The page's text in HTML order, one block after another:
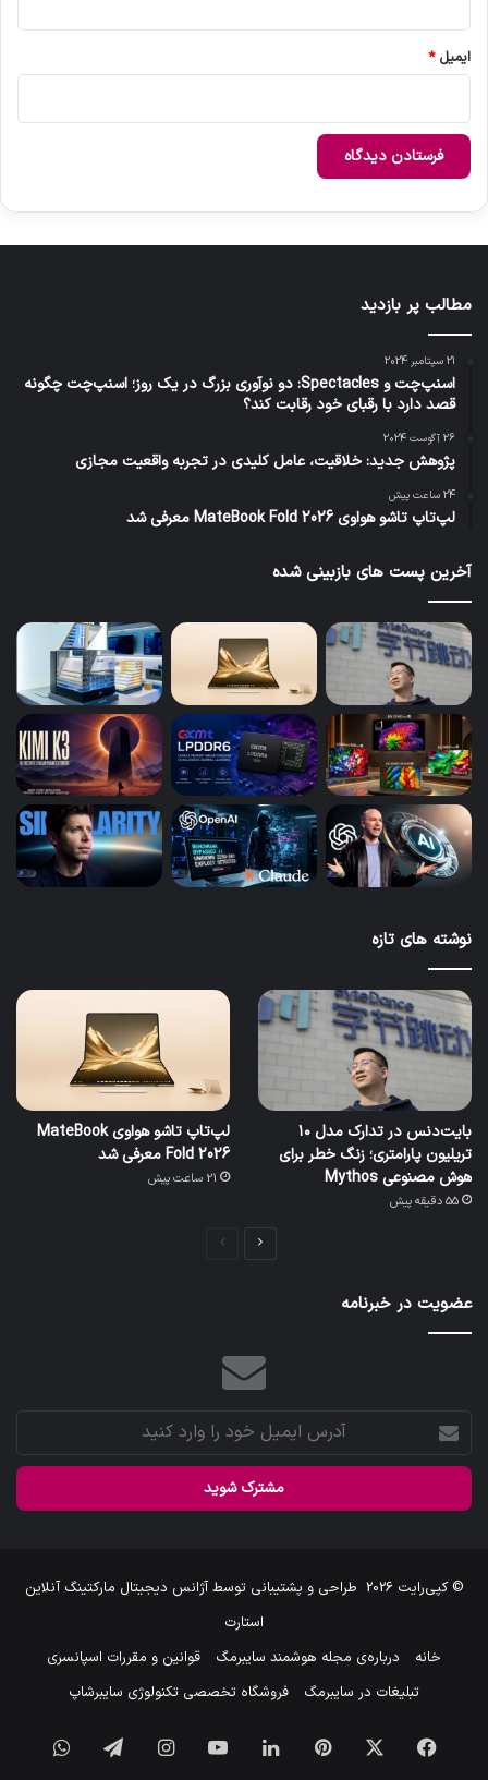
ایمیل*
مطالب پر بازدید
21 سپتامبر 2024
اسنپ‌چت و Spectacles: دو نوآوری بزرگ در یک روز؛ اسنپ‌چت چگونه
قصد دارد با رقبای خود رقابت کند؟
26 آگوست 2024
پژوهش جدید: خلاقیت، عامل کلیدی در تجربه واقعیت مجازی
24 ساعت پیش
لپ‌تاپ تاشو هواوی MateBook Fold 2026 معرفی شد
آخرین پست های بازبینی شده
نوشته های تازه
بایت‌دنس در تدارک مدل ۱۰
تریلیون پارامتری؛ زنگ خطر برای
هوش مصنوعی Mythos
55 دقیقه پیش
لپ‌تاپ تاشو هواوی MateBook
Fold 2026 معرفی شد
21 ساعت پیش
عضویت در خبرنامه
آدرس
ایمیل
خود
وارد
© کپی‌رایت 2026 طراحی و پشتیبانی توسطآژانس دیجیتال مارکتینگ آنلاین
استارت
خانه
درباره‌ی مجله هوشمند سایبرمگ
قوانین و مقررات اسپانسری
تبلیغات در سایبرمگ
فروشگاه تخصصی تکنولوژی سایبرشاپ
فیس ‫پین‌ترست لینکدین یوتیوب اینستاگرام تلگرام